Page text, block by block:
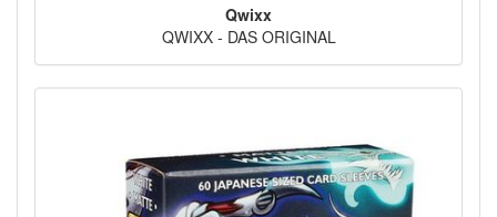
Qwixx
QWIXX - DAS ORIGINAL